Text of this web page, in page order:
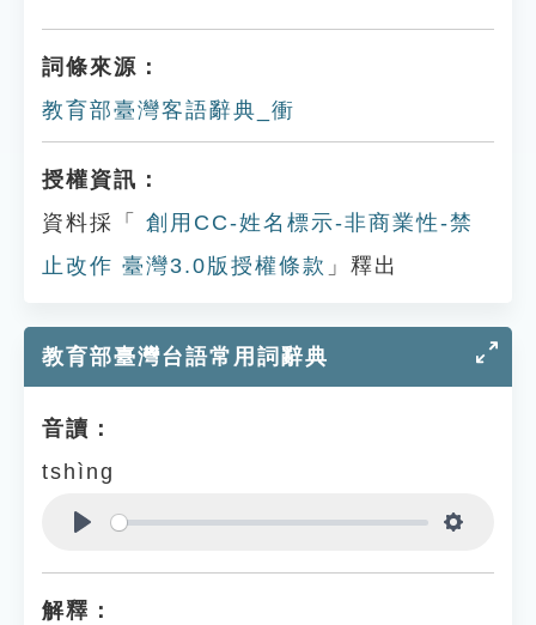
詞條來源：
教育部臺灣客語辭典_衝
授權資訊：
資料採「
創用CC-姓名標示-非商業性-禁
止改作 臺灣3.0版授權條款 」釋出
教育部臺灣台語常用詞辭典
音讀：
tshìng
解釋：